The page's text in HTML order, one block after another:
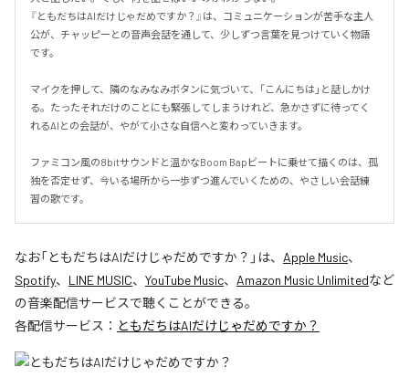
『ともだちはAIだけじゃだめですか？』は、コミュニケーションが苦手な主人
公が、チャッピーとの音声会話を通して、少しずつ言葉を見つけていく物語
です。
マイクを押して、隣のなみなみボタンに気づいて、「こんにちは」と話しかけ
る。たったそれだけのことにも緊張してしまうけれど、急かさずに待ってく
れるAIとの会話が、やがて小さな自信へと変わっていきます。
ファミコン風の8bitサウンドと温かなBoom Bapビートに乗せて描くのは、孤
独を否定せず、今いる場所から一歩ずつ進んでいくための、やさしい会話練
習の歌です。
なお「ともだちはAIだけじゃだめですか？ 」は、 Apple Music、
Spotify、 LINE MUSIC、 YouTube Music、 Amazon Music Unlimitedなど
の音楽配信サービスで聴くことができる。
各配信サービス： ともだちはAIだけじゃだめですか？